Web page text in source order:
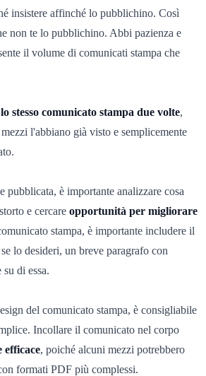
insistere affinché lo pubblichino. Così
non te lo pubblichino. Abbi pazienza e
il volume di comunicati stampa che
stesso comunicato stampa due volte,
l'abbiano già visto e semplicemente
pubblicata, è importante analizzare cosa
e cercare opportunità per migliorare
stampa, è importante includere il
lo desideri, un breve paragrafo con
di essa.
del comunicato stampa, è consigliabile
Incollare il comunicato nel corpo
efficace, poiché alcuni mezzi potrebbero
formati PDF più complessi.